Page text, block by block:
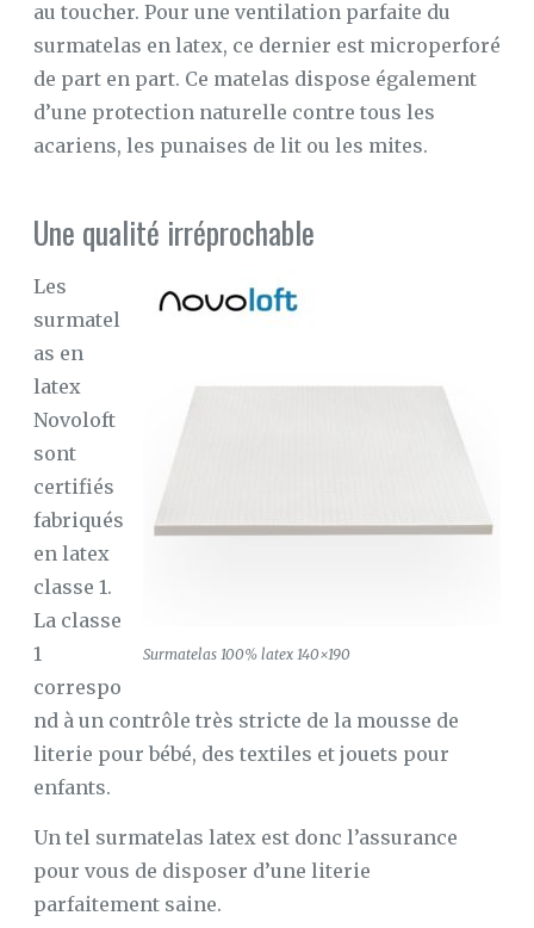
au toucher. Pour une ventilation parfaite du
surmatelas en latex, ce dernier est microperforé
de part en part. Ce matelas dispose également
d’une protection naturelle contre tous les
acariens, les punaises de lit ou les mites.
Une qualité irréprochable
Surmatelas 100% latex 140×190
Les
surmatel
as en
latex
Novoloft
sont
certifiés
fabriqués
en latex
classe 1.
La classe
1
correspo
nd à un contrôle très stricte de la mousse de
literie pour bébé, des textiles et jouets pour
enfants.
Un tel surmatelas latex est donc l’assurance
pour vous de disposer d’une literie
parfaitement saine.